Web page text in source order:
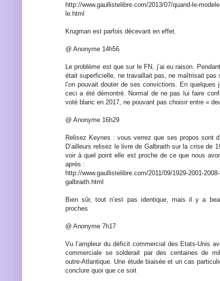
http://www.gaullistelibre.com/2013/07/quand-le-
le.html
Krugman est parfois décevant en effet.
@ Anonyme 14h56
Le problème est que sur le FN, j’ai eu raison.
était superficielle, ne travaillait pas, ne maîtrisait pas
l’on pouvait douter de ses convictions. En quelques
ceci a été démontré. Normal de ne pas lui faire
voté blanc en 2017, ne pouvant pas choisir entre «
@ Anonyme 16h29
Relisez Keynes : vous verrez que ses propos sont
D’ailleurs relisez le livre de Galbraith sur la crise de
voir à quel point elle est proche de ce que nous
après :
http://www.gaullistelibre.com/2011/09/1929-2001-
galbraith.html
Bien sûr, tout n’est pas identique, mais il y a
proches
@ Anonyme 7h17
Vu l’ampleur du déficit commercial des Etats-Unis
commerciale se solderait par des centaines de
outre-Atlantique. Une étude biaisée et un cas
conclure quoi que ce soit